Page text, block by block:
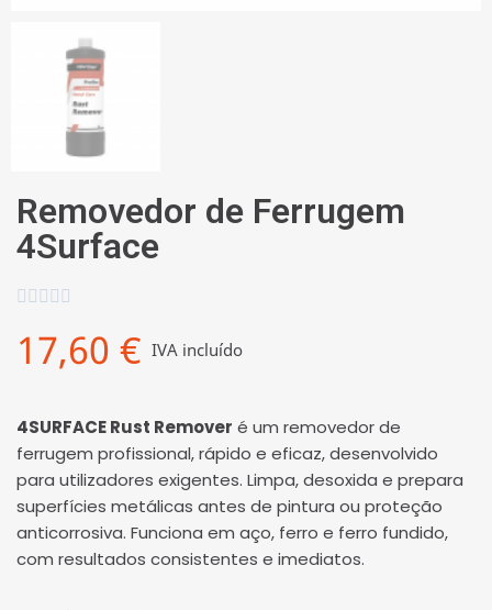
Removedor de Ferrugem
4Surface
    
17,60 € IVA incluído
4SURFACE Rust Remover é um removedor de
ferrugem profissional, rápido e eficaz, desenvolvido
para utilizadores exigentes. Limpa, desoxida e prepara
superfícies metálicas antes de pintura ou proteção
anticorrosiva. Funciona em aço, ferro e ferro fundido,
com resultados consistentes e imediatos.